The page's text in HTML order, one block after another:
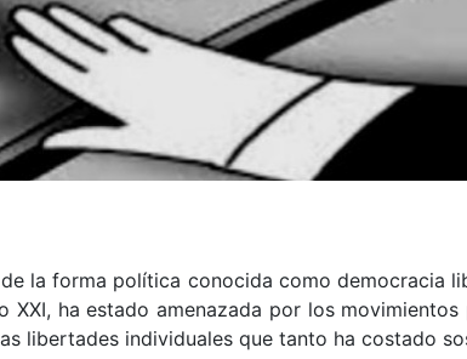
la forma política conocida como democracia
ha estado amenazada por los movimientos
libertades individuales que tanto ha costado